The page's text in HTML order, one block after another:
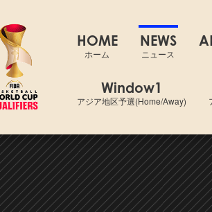
FIBAバス
HOME
ホーム
NEWS
ニュース
Window1
アジア地区予選(Home/Away)